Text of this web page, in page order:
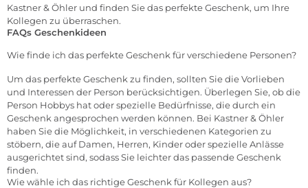
Kastner & Öhler und finden Sie das perfekte Geschenk, um Ihre
Kollegen zu überraschen.
FAQs Geschenkideen
Wie finde ich das perfekte Geschenk für verschiedene Personen?
Um das perfekte Geschenk zu finden, sollten Sie die Vorlieben
und Interessen der Person berücksichtigen. Überlegen Sie, ob die
Person Hobbys hat oder spezielle Bedürfnisse, die durch ein
Geschenk angesprochen werden können. Bei Kastner & Öhler
haben Sie die Möglichkeit, in verschiedenen Kategorien zu
stöbern, die auf Damen, Herren, Kinder oder spezielle Anlässe
ausgerichtet sind, sodass Sie leichter das passende Geschenk
finden.
Wie wähle ich das richtige Geschenk für Kollegen aus?